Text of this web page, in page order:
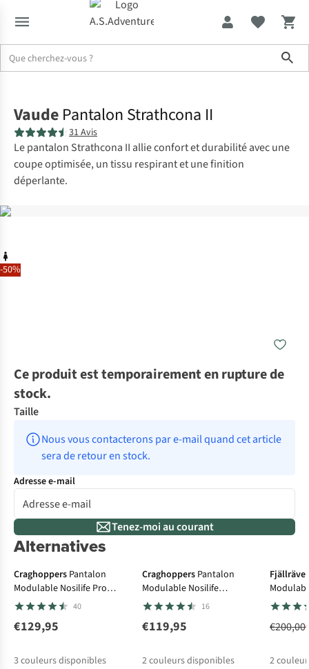
-50%
Vaude Pantalon Strathcona II
31 Avis
Le pantalon Strathcona II allie confort et durabilité avec une
coupe optimisée, un tissu respirant et une finition
déperlante.
Ce produit est temporairement en rupture de
stock.
Taille
Nous vous contacterons par e-mail quand cet article
sera de retour en stock.
Adresse e-mail
Tenez-moi au courant
Alternatives
Le choix A.S.Adventure
Craghoppers Pantalon
Modulable Nosilife Pro
Convertible Trouser III
40
€129,95
3couleurs disponibles
Craghoppers Pantalon
Modulable Nosilife
Convertible Cargo Trouser
16
€119,95
2couleurs disponibles
Off
€200,00
2